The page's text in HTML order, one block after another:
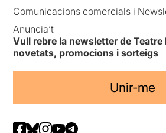
Comunicacions comercials i
Anuncia’t
Vull rebre la newsletter de Teatre
novetats, promocions i sorteigs
Unir-me